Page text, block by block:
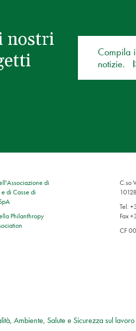
nostri
Compila
notizie.
di
di Casse di
Philanthropy
C.so
Tel.
Fax
CF
Ambiente, Salute e Sicurezza sul